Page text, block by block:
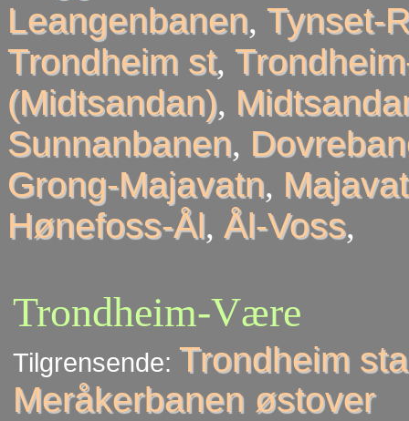
Leangenbanen, Tynset-
Trondheim st,
(Midtsandan),
Sunnanbanen,
Grong-Majavatn,
Hønefoss-Ål, Ål-Voss,
Trondheim-Være
Tilgrensende: Trondheim
Meråkerbanen østover